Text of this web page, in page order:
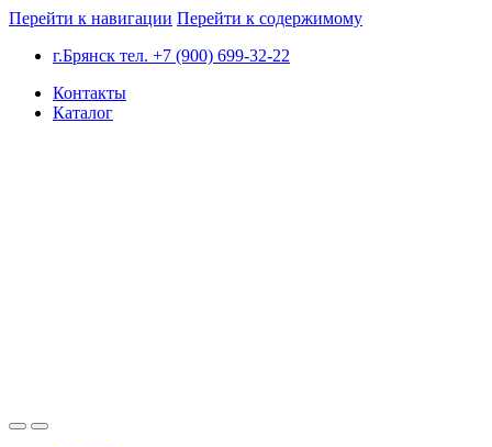
Перейти к навигации Перейти к содержимому
г.Брянск тел. +7 (900) 699-32-22
Контакты
Каталог